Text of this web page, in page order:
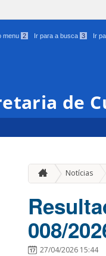
menu 2 Ir para a busca 3 Ir
de
Notícias
008/
27/04/2026 15:44